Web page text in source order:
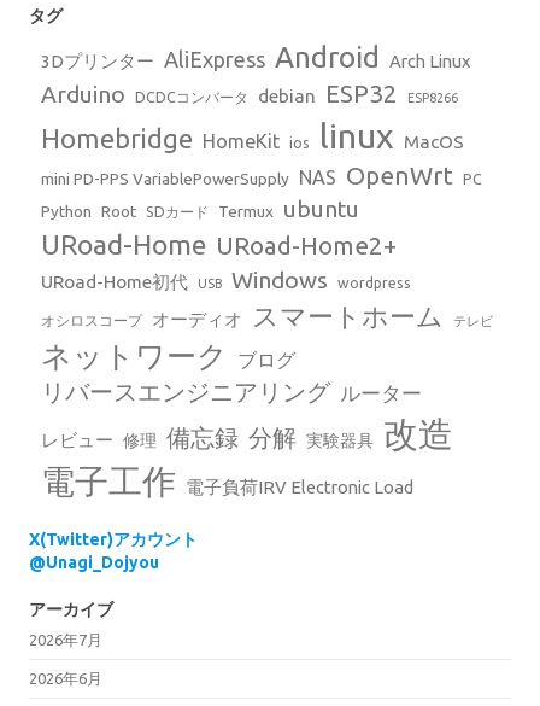
タグ
3Dプリンター AliExpress Android Arch Linux
Arduino DCDCコンバータ debian ESP32 ESP8266
Homebridge HomeKit ios linux MacOS
mini PD-PPS VariablePowerSupply NAS OpenWrt PC
Python Root SDカード Termux ubuntu
URoad-Home URoad-Home2+
URoad-Home初代 USB Windows wordpress
オシロスコープ オーディオ スマートホーム テレビ
ネットワーク ブログ
リバースエンジニアリング ルーター
レビュー 修理 備忘録 分解 実験器具 改造
電子工作 電子負荷IRV Electronic Load
X(Twitter)アカウント
@Unagi_Dojyou
アーカイブ
2026年7月
2026年6月